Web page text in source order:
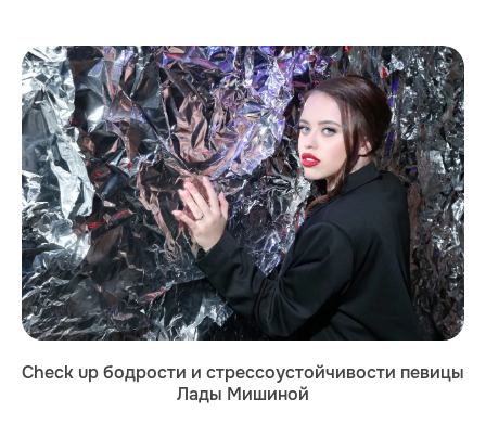
Check up бодрости и стрессоустойчивости певицы
Лады Мишиной